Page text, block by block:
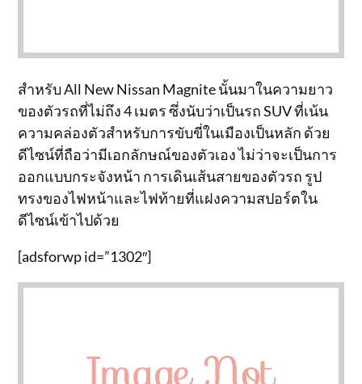
สำหรับ All New Nissan Magnite นั้นมาในความยาว
ของตัวรถที่ไม่ถึง 4 เมตร ซึ่งนับว่าเป็นรถ SUV ที่เน้น
ความคล่องตัวสำหรับการขับขี่ในเมืองเป็นหลัก ด้วย
ดีไซน์ที่ถือว่ามีเอกลักษณ์ของตัวเอง ไม่ว่าจะเป็นการ
ออกแบบกระจังหน้า การเดินเส้นสายของตัวรถ รูป
ทรงของไฟหน้าและไฟท้ายที่แฝงความสปอร์ตใน
ดีไซน์เข้าไปด้วย
[adsforwp id=”1302″]